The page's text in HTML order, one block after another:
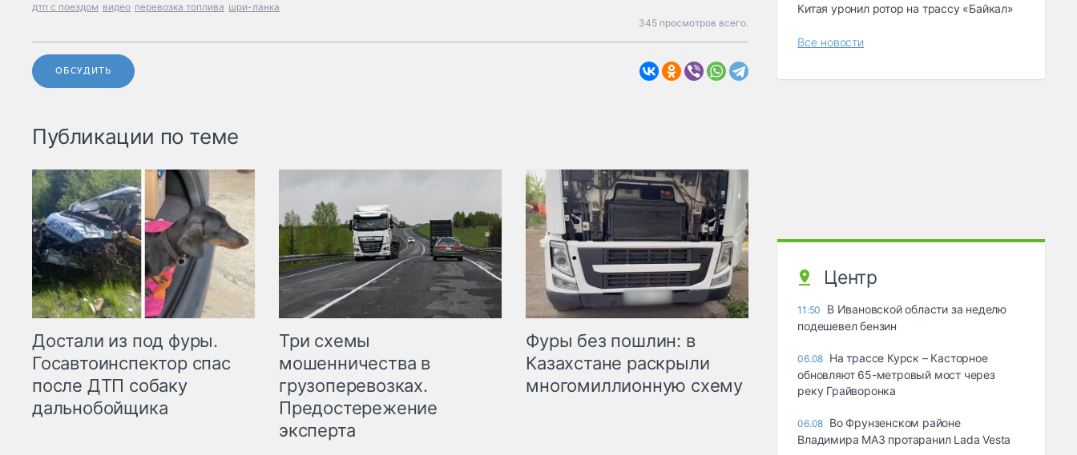
дтп с поездом видео перевозка топлива шри-ланка
345 просмотров всего.
ОБСУДИТЬ
Публикации по теме
Достали из под фуры.
Госавтоинспектор спас
после ДТП собаку
дальнобойщика
Три схемы
мошенничества в
грузоперевозках.
Предостережение
эксперта
Фуры без пошлин: в
Казахстане раскрыли
многомиллионную схему
Китая уронил ротор на трассу «Байкал»
Все новости
Центр
11:50
В Ивановской области за неделю
подешевел бензин
06.08 На трассе Курск – Касторное
обновляют 65-метровый мост через
реку Грайворонка
06.08 Во Фрунзенском районе
Владимира МАЗ протаранил Lada Vesta